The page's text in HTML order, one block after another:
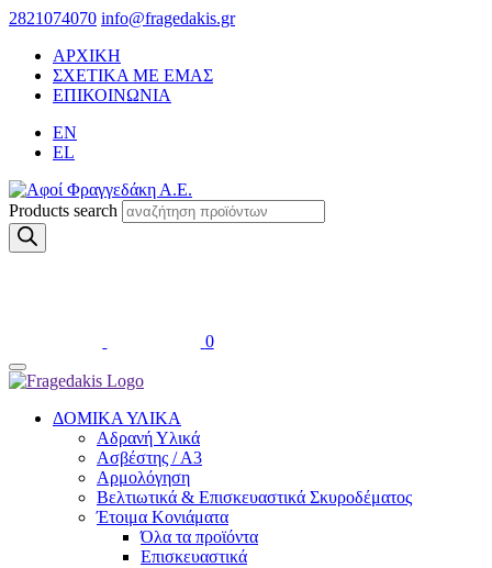
2821074070 info@fragedakis.gr
ΑΡΧΙΚΗ
ΣΧΕΤΙΚΑ ΜΕ ΕΜΑΣ
ΕΠΙΚΟΙΝΩΝΙΑ
EN
EL
Products search
0
ΔΟΜΙΚΑ ΥΛΙΚΑ
Αδρανή Υλικά
Ασβέστης / Α3
Αρμολόγηση
Βελτιωτικά & Επισκευαστικά Σκυροδέματος
Έτοιμα Κονιάματα
Όλα τα προϊόντα
Επισκευαστικά